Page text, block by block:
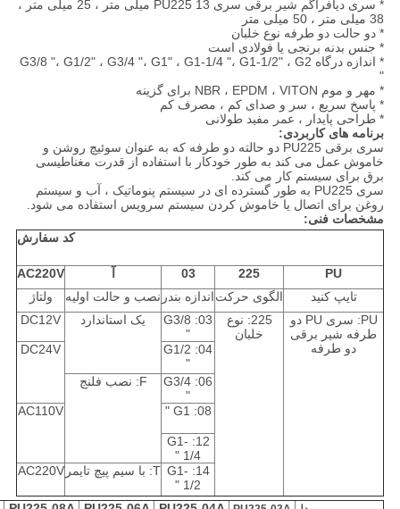
* سری دیافراگم شیر برقی سری PU225 13 میلی متر ، 25 میلی متر ،
38 میلی متر ، 50 میلی متر
* دو حالت دو طرفه نوع خلبان
* جنس بدنه برنجی یا فولادی است
* اندازه درگاه G3/8 "، G1/2" ، G3/4 "، G1" ، G1-1/4 "، G1-1/2" ، G2
"
* مهر و موم NBR ، EPDM ، VITON برای گزینه
* پاسخ سریع ، سر و صدای کم ، مصرف کم
* طراحی پایدار ، عمر مفید طولانی
برنامه های کاربردی:
سری برقی PU225 دو حالته دو طرفه که به عنوان سوئیچ روشن و
خاموش عمل می کند به طور خودکار با استفاده از قدرت مغناطیسی
برق برای سیستم کار می کند.
سری PU225 به طور گسترده ای در سیستم پنوماتیک ، آب و سیستم
روغن برای اتصال یا خاموش کردن سیستم سرویس استفاده می شود.
مشخصات فنی:
کد سفارش
PU
225
03
AC220V
تایپ کنید
الگوی حرکتاندازه بندر نصب و حالت اولیه
ولتاژ
PU: سری PU دو
طرفه شیر برقی
دو طرفه
225: نوع
خلبان
03: G3/8
"
یک استاندارد DC12V
04: G1/2
"
DC24V
06: G3/4
"
F: نصب فلنج
08: G1 "
AC110V
12: G1-
1/4 "
14: G1-
1/2 "
T: با سیم پیچ تایمر AC220V